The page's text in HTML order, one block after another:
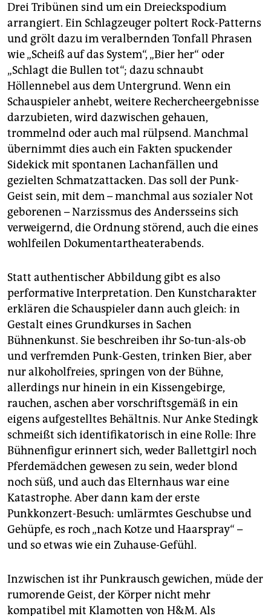
Drei Tribünen sind um ein Dreieckspodium
arrangiert. Ein Schlagzeuger poltert Rock-Patterns
und grölt dazu im veralbernden Tonfall Phrasen
wie „Scheiß auf das System“, „Bier her“ oder
„Schlagt die Bullen tot“; dazu schnaubt
Höllennebel aus dem Untergrund. Wenn ein
Schauspieler anhebt, weitere Rechercheergebnisse
darzubieten, wird dazwischen gehauen,
trommelnd oder auch mal rülpsend. Manchmal
übernimmt dies auch ein Fakten spuckender
Sidekick mit spontanen Lachanfällen und
gezielten Schmatzattacken. Das soll der Punk-
Geist sein, mit dem – manchmal aus sozialer Not
geborenen – Narzissmus des Andersseins sich
verweigernd, die Ordnung störend, auch die eines
wohlfeilen Dokumentartheaterabends.
Statt authentischer Abbildung gibt es also
performative Interpretation. Den Kunstcharakter
erklären die Schauspieler dann auch gleich: in
Gestalt eines Grundkurses in Sachen
Bühnenkunst. Sie beschreiben ihr So-tun-als-ob
und verfremden Punk-Gesten, trinken Bier, aber
nur alkoholfreies, springen von der Bühne,
allerdings nur hinein in ein Kissengebirge,
rauchen, aschen aber vorschriftsgemäß in ein
eigens aufgestelltes Behältnis. Nur Anke Stedingk
schmeißt sich identifikatorisch in eine Rolle: Ihre
Bühnenfigur erinnert sich, weder Ballettgirl noch
Pferdemädchen gewesen zu sein, weder blond
noch süß, und auch das Elternhaus war eine
Katastrophe. Aber dann kam der erste
Punkkonzert-Besuch: umlärmtes Geschubse und
Gehüpfe, es roch „nach Kotze und Haarspray“ –
und so etwas wie ein Zuhause-Gefühl.
Inzwischen ist ihr Punkrausch gewichen, müde der
rumorende Geist, der Körper nicht mehr
kompatibel mit Klamotten von H&M. Als